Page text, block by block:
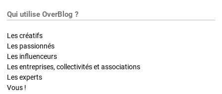
Qui utilise OverBlog ?
Les créatifs
Les passionnés
Les influenceurs
Les entreprises, collectivités et associations
Les experts
Vous !